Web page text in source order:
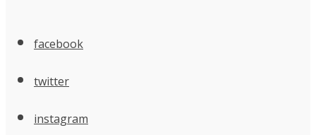
facebook
twitter
instagram